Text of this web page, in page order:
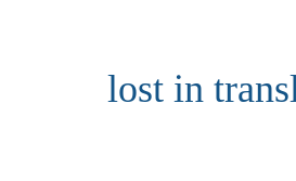
lost in